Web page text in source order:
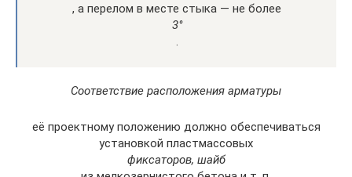
, а перелом в месте стыка — не более
3°
.
Соответствие расположения арматуры
её проектному положению должно обеспечиваться
установкой пластмассовых
фиксаторов, шайб